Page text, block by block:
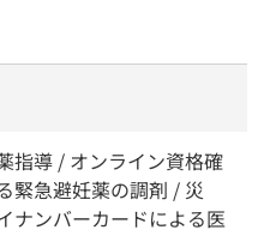
指導 / オンライン資格確
緊急避妊薬の調剤 / 災
ナンバーカードによる医